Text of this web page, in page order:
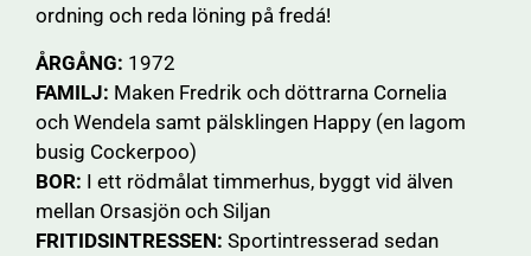
ordning och reda löning på fredá!
ÅRGÅNG: 1972
FAMILJ: Maken Fredrik och döttrarna Cornelia
och Wendela samt pälsklingen Happy (en lagom
busig Cockerpoo)
BOR: I ett rödmålat timmerhus, byggt vid älven
mellan Orsasjön och Siljan
FRITIDSINTRESSEN: Sportintresserad sedan